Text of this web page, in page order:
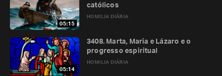
05:15
HOMILIA DIÁRIA
católicos
05:14
HOMILIA DIÁRIA
3408. Marta, Maria e Lázaro e o
progresso espiritual